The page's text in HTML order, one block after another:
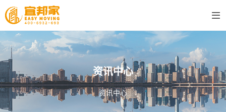
资讯中心
资讯中心